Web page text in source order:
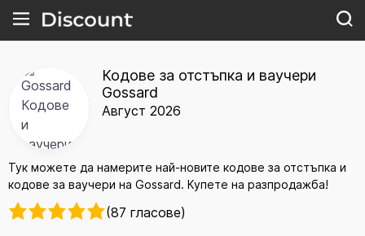
Кодове за отстъпка и ваучери
Gossard
Август 2026
Тук можете да намерите най-новите кодове за отстъпка и
кодове за ваучери на Gossard. Купете на разпродажба!
(87 гласове)